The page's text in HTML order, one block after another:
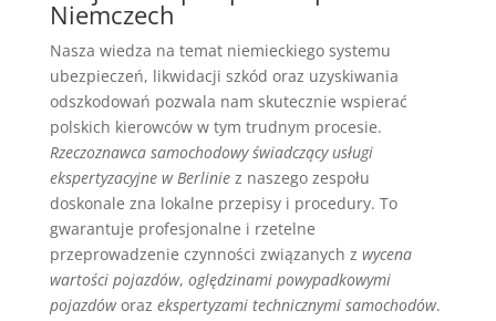
Niemczech
Nasza wiedza na temat niemieckiego systemu
ubezpieczeń, likwidacji szkód oraz uzyskiwania
odszkodowań pozwala nam skutecznie wspierać
polskich kierowców w tym trudnym procesie.
Rzeczoznawca samochodowy świadczący usługi
ekspertyzacyjne w Berliniez naszego zespołu
doskonale zna lokalne przepisy i procedury. To
gwarantuje profesjonalne i rzetelne
przeprowadzenie czynności związanych z wycena
wartości pojazdów, oględzinami powypadkowymi
pojazdóworaz ekspertyzami technicznymi samochodów.